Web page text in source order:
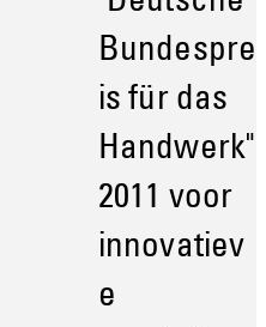
Bundespre
is für das
Handwerk"
2011 voor
innovatiev
e